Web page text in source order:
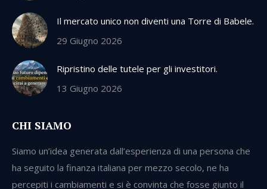
Il mercato unico non diventi una Torre di Babele.
29 Giugno 2026
Ripristino delle tutele per gli investitori.
13 Giugno 2026
CHI SIAMO
Siamo un’idea generata dall’esperienza di una persona che
ha seguito la finanza italiana per mezzo secolo, ne ha
percepiti i cambiamenti e si è convinta che fosse giunto il